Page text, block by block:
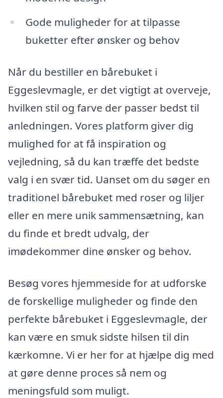
Gode muligheder for at tilpasse
buketter efter ønsker og behov
Når du bestiller en bårebuket i
Eggeslevmagle, er det vigtigt at overveje,
hvilken stil og farve der passer bedst til
anledningen. Vores platform giver dig
mulighed for at få inspiration og
vejledning, så du kan træffe det bedste
valg i en svær tid. Uanset om du søger en
traditionel bårebuket med roser og liljer
eller en mere unik sammensætning, kan
du finde et bredt udvalg, der
imødekommer dine ønsker og behov.
Besøg vores hjemmeside for at udforske
de forskellige muligheder og finde den
perfekte bårebuket i Eggeslevmagle, der
kan være en smuk sidste hilsen til din
kærkomne. Vi er her for at hjælpe dig med
at gøre denne proces så nem og
meningsfuld som muligt.